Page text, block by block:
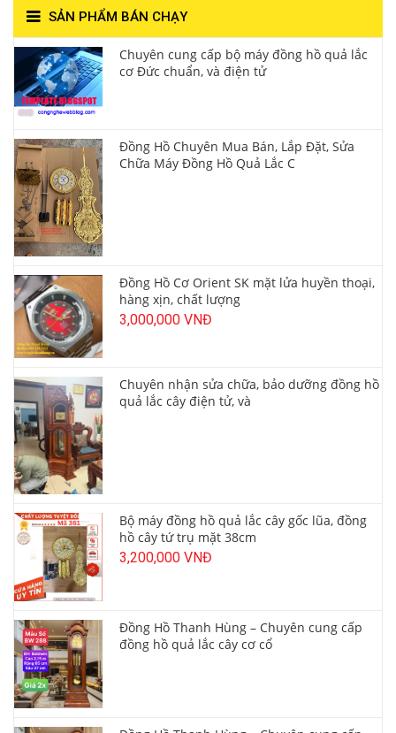
SẢN PHẨM BÁN CHẠY
Chuyên cung cấp bộ máy đồng hồ quả lắc
cơ Đức chuẩn, và điện tử
Đồng Hồ Chuyên Mua Bán, Lắp Đặt, Sửa
Chữa Máy Đồng Hồ Quả Lắc C
Đồng Hồ Cơ Orient SK mặt lửa huyền thoại,
hàng xịn, chất lượng
3,000,000 VNĐ
Chuyên nhận sửa chữa, bảo dưỡng đồng hồ
quả lắc cây điện tử, và
Bộ máy đồng hồ quả lắc cây gốc lũa, đồng
hồ cây tứ trụ mặt 38cm
3,200,000 VNĐ
Đồng Hồ Thanh Hùng – Chuyên cung cấp
đồng hồ quả lắc cây cơ cổ